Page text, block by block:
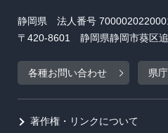
静岡県 法人番号
〒420-8601 静岡県静岡市葵区
各種お問い合わせ 県
著作権・リンクについて